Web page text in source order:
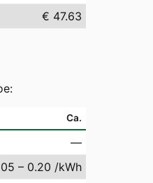
€ 47.63
Ca.
—
– 0.20 /kWh